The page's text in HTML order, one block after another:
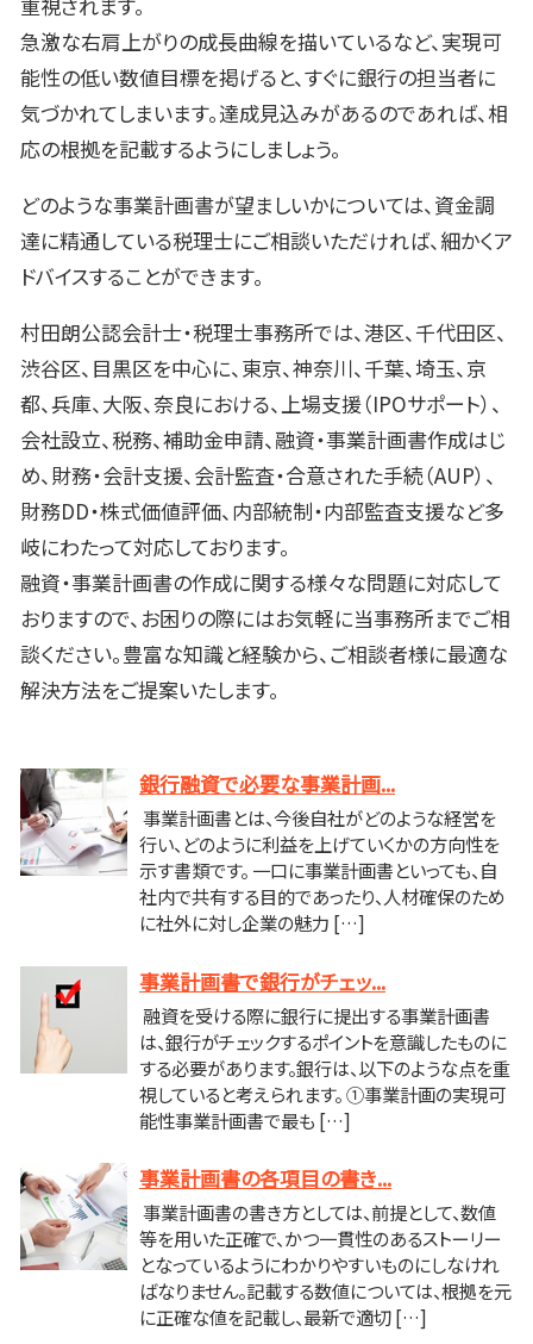
急激な右肩上がりの成長曲線を描いているなど、実現可
能性の低い数値目標を掲げると、すぐに銀行の担当者に
気づかれてしまいます。達成見込みがあるのであれば、相
応の根拠を記載するようにしましょう。
どのような事業計画書が望ましいかについては、資金調
達に精通している税理士にご相談いただければ、細かくア
ドバイスすることができます。
村田朗公認会計士・税理士事務所では、港区、千代田区、
渋谷区、目黒区を中心に、東京、神奈川、千葉、埼玉、京
都、兵庫、大阪、奈良における、上場支援（IPOサポート）、
会社設立、税務、補助金申請、融資・事業計画書作成はじ
め、財務・会計支援、会計監査・合意された手続（AUP）、
財務DD・株式価値評価、内部統制・内部監査支援など多
岐にわたって対応しております。
融資・事業計画書の作成に関する様々な問題に対応して
おりますので、お困りの際にはお気軽に当事務所までご相
談ください。豊富な知識と経験から、ご相談者様に最適な
解決方法をご提案いたします。
銀行融資で必要な事業計画...
事業計画書とは、今後自社がどのような経営を
行い、どのように利益を上げていくかの方向性を
示す書類です。 一口に事業計画書といっても、自
社内で共有する目的であったり、人材確保のため
に社外に対し企業の魅力 […]
事業計画書で銀行がチェッ...
融資を受ける際に銀行に提出する事業計画書
は、銀行がチェックするポイントを意識したものに
する必要があります。銀行は、以下のような点を重
視していると考えられます。 ①事業計画の実現可
能性事業計画書で最も […]
事業計画書の各項目の書き...
事業計画書の書き方としては、前提として、数値
等を用いた正確で、かつ一貫性のあるストーリー
となっているようにわかりやすいものにしなけれ
ばなりません。記載する数値については、根拠を元
に正確な値を記載し、最新で適切 […]